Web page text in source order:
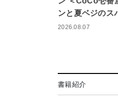
ンと夏ベジの
2026.08.07
書籍紹介